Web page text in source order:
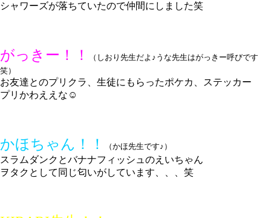
シャワーズが落ちていたので仲間にしました笑
がっきー！！
（しおり先生だよ♪うな先生はがっきー呼びです
笑）
お友達とのプリクラ、生徒にもらったポケカ、ステッカー
プリかわええな☺
かほちゃん！！ （かほ先生です♪）
スラムダンクとバナナフィッシュのえいちゃん
ヲタクとして同じ匂いがしています、、、笑